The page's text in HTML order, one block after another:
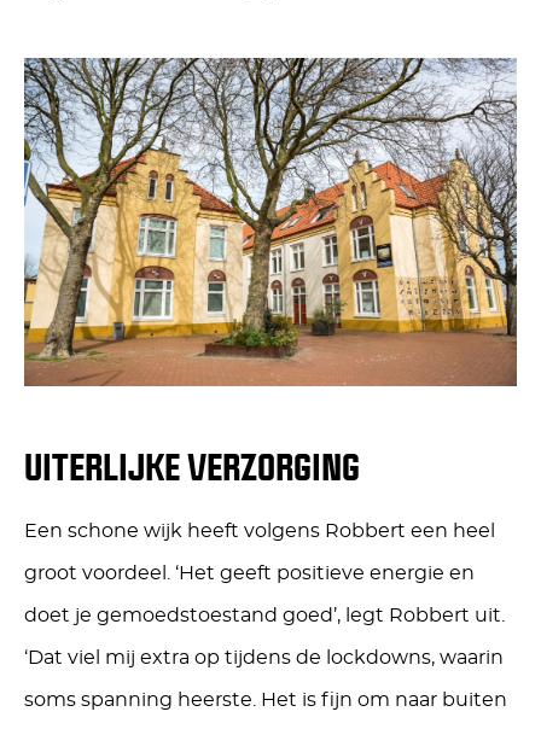
UITERLIJKE VERZORGING
Een schone wijk heeft volgens Robbert een heel
groot voordeel. ‘Het geeft positieve energie en
doet je gemoedstoestand goed’, legt Robbert uit.
‘Dat viel mij extra op tijdens de lockdowns, waarin
soms spanning heerste. Het is fijn om naar buiten